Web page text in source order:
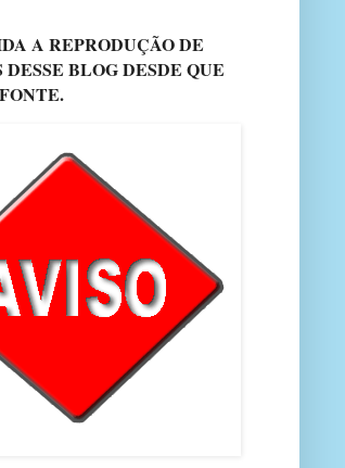
A REPRODUÇÃO DE
BLOG DESDE QUE